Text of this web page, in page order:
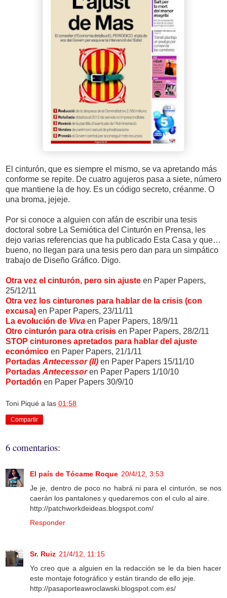
El cinturón, que es siempre el mismo, se va apretando más
conforme se repite. De cuatro agujeros pasa a siete, número
que mantiene la de hoy. Es un código secreto, créanme. O
una broma, jejeje.
Por si conoce a alguien con afán de escribir una tesis
doctoral sobre La Semiótica del Cinturón en Prensa, les
dejo varias referencias que ha publicado Esta Casa y que…
bueno, no llegan para una tesis pero dan para un simpático
trabajo de Diseño Gráfico. Digo.
Otra vez el cinturón, pero sin ajuste en Paper Papers,
25/12/11
Otra vez los cinturones para hablar de la crisis (con
excusa) en Paper Papers, 23/11/11
La evolución de Viva en Paper Papers, 18/9/11
Otro cinturón para otra crisis en Paper Papers, 28/2/11
STOP cinturones apretados para hablar del ajuste
económico en Paper Papers, 21/1/11
Portadas Antecessor (II) en Paper Papers 15/11/10
Portadas Antecessoren Paper Papers 1/10/10
Portadón en Paper Papers 30/9/10
Toni Piqué a las 01:58
Compartir
6 comentarios:
El país de Tócame Roque 20/4/12, 3:53
Je je, dentro de poco no habrá ni para el cinturón, se nos
caerán los pantalones y quedaremos con el culo al aire.
http://patchworkdeideas.blogspot.com/
Responder
Sr. Ruiz 21/4/12, 11:15
Yo creo que a alguien en la redacción se le da bien hacer
este montaje fotográfico y están tirando de ello jeje.
http://pasaporteawroclawski.blogspot.com.es/